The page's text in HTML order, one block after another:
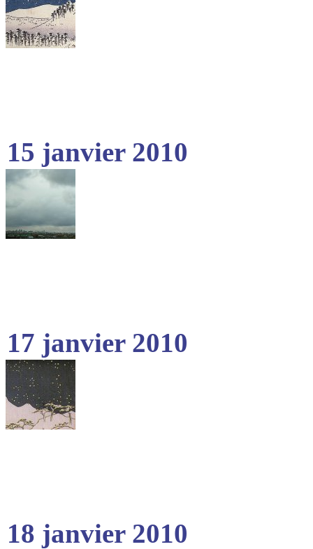
15 janvier 2010
17 janvier 2010
18 janvier 2010